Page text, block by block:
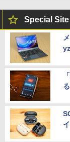
5
5
5 Special Site